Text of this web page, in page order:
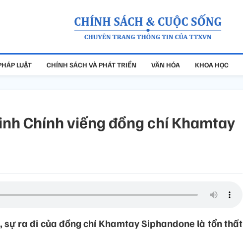
LUẬT CHÍNH SÁCH VÀ PHÁT TRIỂN VĂN HÓA KHOA HỌC
Chính viếng đồng chí Khamtay
sự ra đi của đồng chí Khamtay Siphandone là tổn thất